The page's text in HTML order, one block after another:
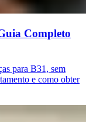
Completo
para B31, sem
e como obter